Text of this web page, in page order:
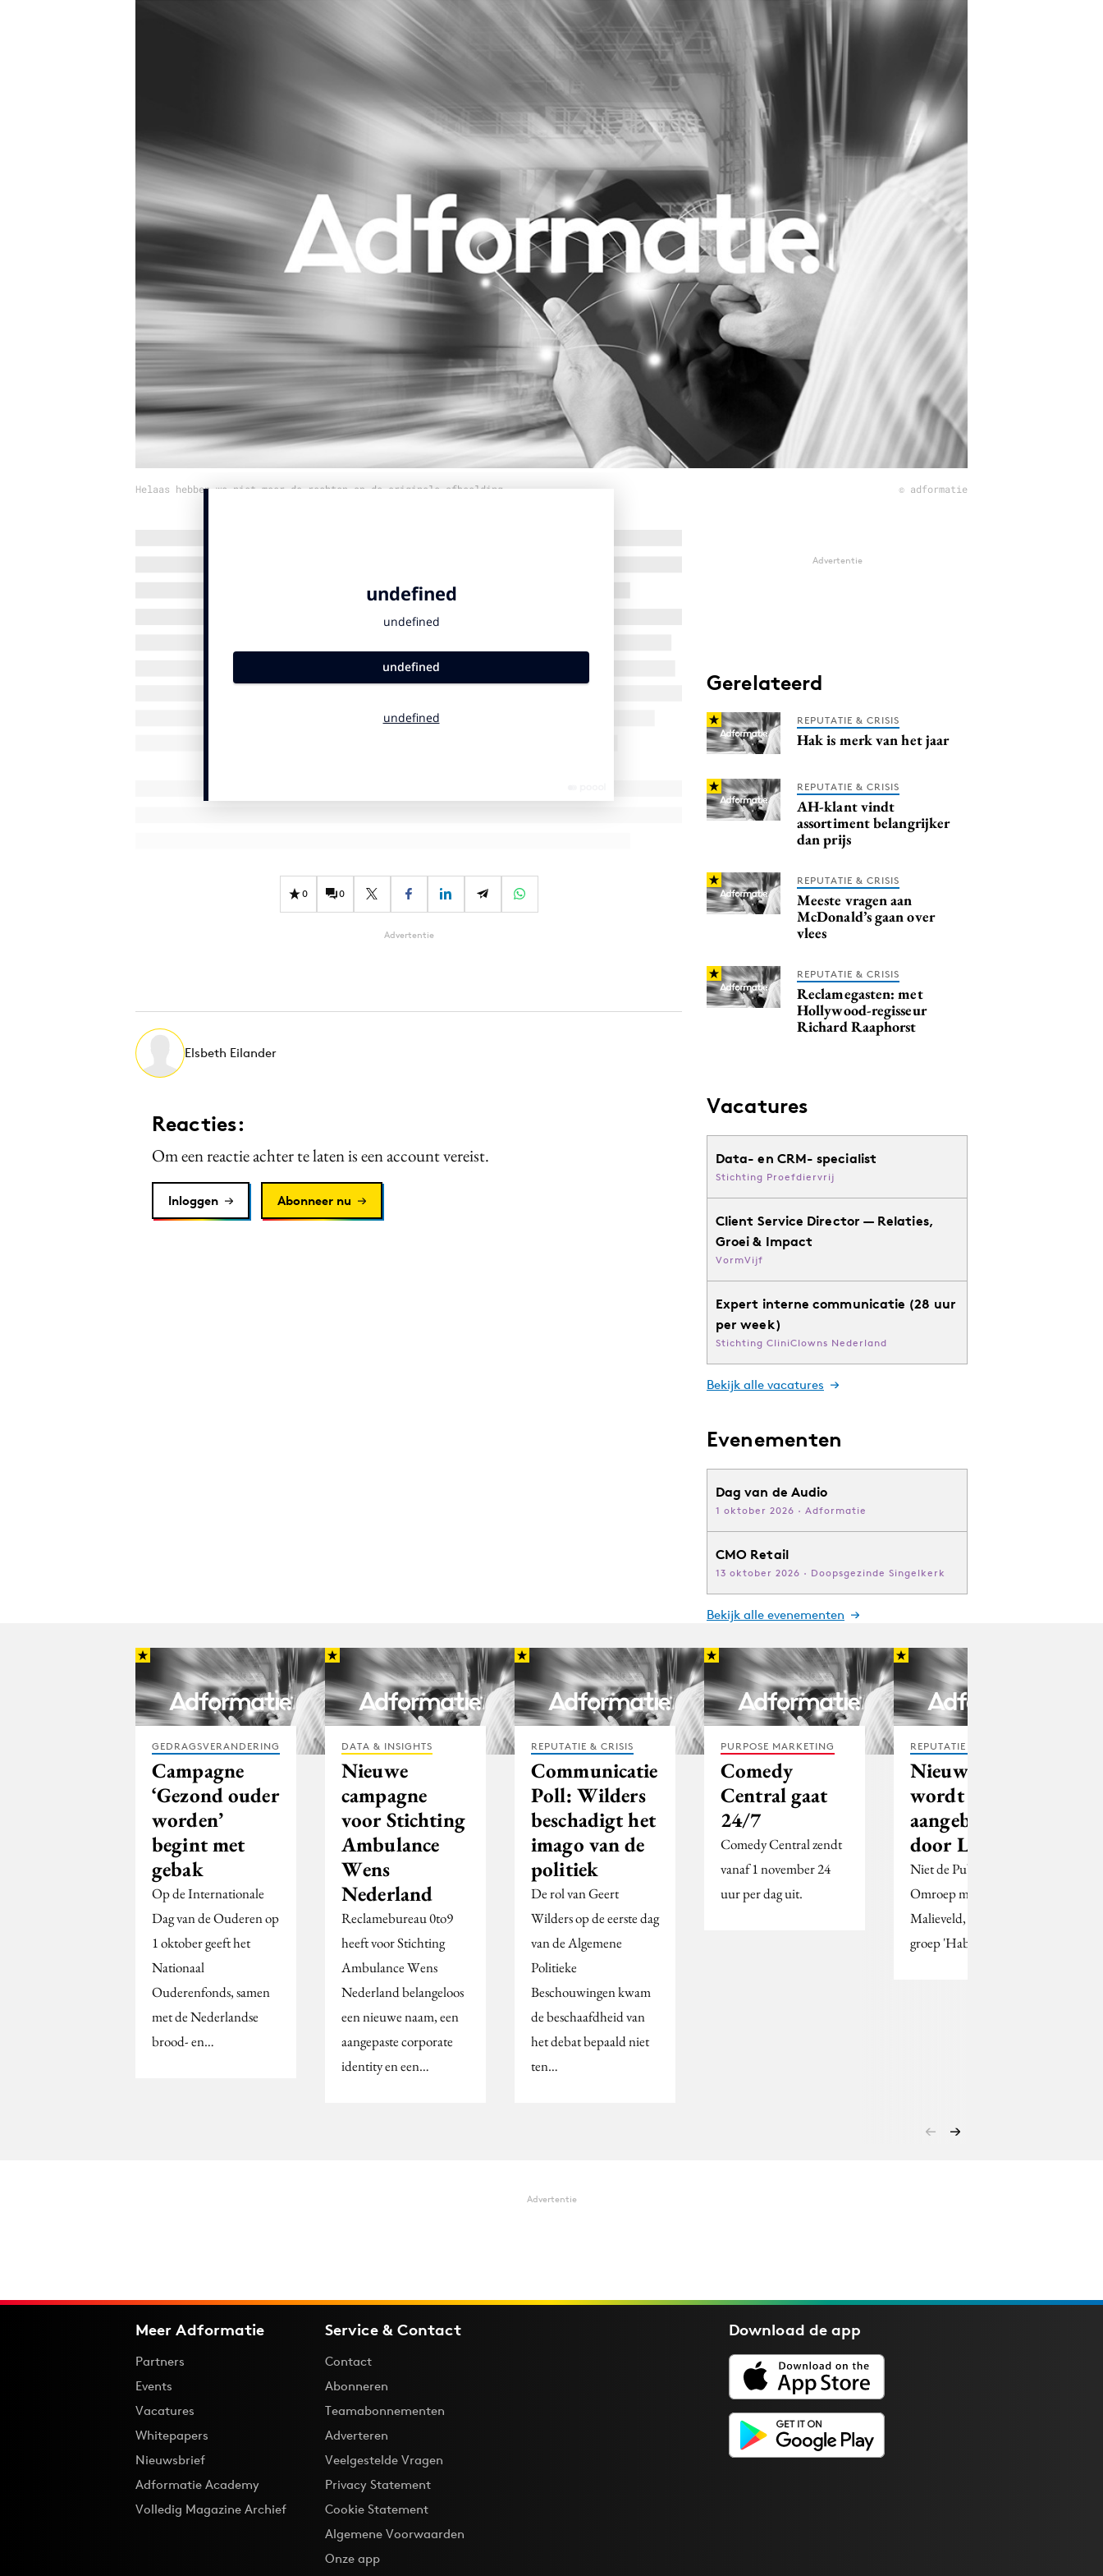
Influencer marketing
Interne communicatie
Purpose Marketing
Reputatie & crisis
Helaas hebben we niet meer de rechten op de originele afbeelding © adformatie
0 0
Advertentie
Elsbeth Eilander
Reacties:
Om een reactie achter te laten is een account vereist.
Inloggen Abonneer nu
Advertentie
Gerelateerd
REPUTATIE & CRISIS
Hak is merk van het jaar
REPUTATIE & CRISIS
AH-klant vindt
assortiment belangrijker
dan prijs
REPUTATIE & CRISIS
Meeste vragen aan
McDonald’s gaan over
vlees
REPUTATIE & CRISIS
Reclamegasten: met
Hollywood-regisseur
Richard Raaphorst
Vacatures
Data- en CRM- specialist
Stichting Proefdiervrij
Client Service Director — Relaties,
Groei & Impact
VormVijf
Expert interne communicatie (28 uur
per week)
Stichting CliniClowns Nederland
Bekijk alle vacatures
Evenementen
Dag van de Audio
1 oktober 2026 · Adformatie
CMO Retail
13 oktober 2026 · Doopsgezinde Singelkerk
Bekijk alle evenementen
GEDRAGSVERANDERING
Campagne
‘Gezond ouder
worden’
begint met
gebak
Op de Internationale
Dag van de Ouderen op
1 oktober geeft het
Nationaal
Ouderenfonds, samen
met de Nederlandse
brood- en…
DATA & INSIGHTS
Nieuwe
campagne
voor Stichting
Ambulance
Wens
Nederland
Reclamebureau 0to9
heeft voor Stichting
Ambulance Wens
Nederland belangeloos
een nieuwe naam, een
aangepaste corporate
identity en een…
REPUTATIE & CRISIS
Communicatie
Poll: Wilders
beschadigt het
imago van de
politiek
De rol van Geert
Wilders op de eerste dag
van de Algemene
Politieke
Beschouwingen kwam
de beschaafdheid van
het debat bepaald niet
ten…
PURPOSE MARKETING
Comedy
Central gaat
24/7
Comedy Central zendt
vanaf 1 november 24
uur per dag uit.
REPUTATIE & CRISIS
Nieuwsuur
wordt u
aangeboden
door Lidl
Niet de Publieke
Omroep moet naar het
Malieveld, maar de
groep 'Habets zegt Ho!'
Advertentie
Meer Adformatie
Partners
Events
Vacatures
Whitepapers
Nieuwsbrief
Adformatie Academy
Volledig Magazine Archief
Service & Contact
Contact
Abonneren
Teamabonnementen
Adverteren
Veelgestelde Vragen
Privacy Statement
Cookie Statement
Algemene Voorwaarden
Onze app
Download deapp